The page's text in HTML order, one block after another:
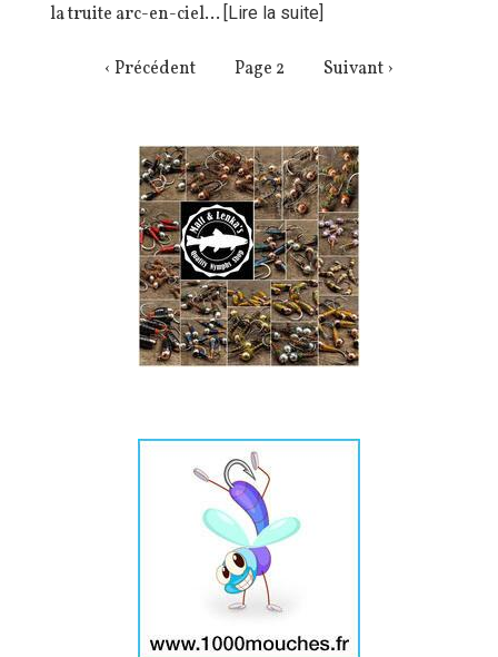
la truite arc-en-ciel… [Lire la suite]
PAGINATION
Page
‹ Précédent Page 2
Page
Suivant ›